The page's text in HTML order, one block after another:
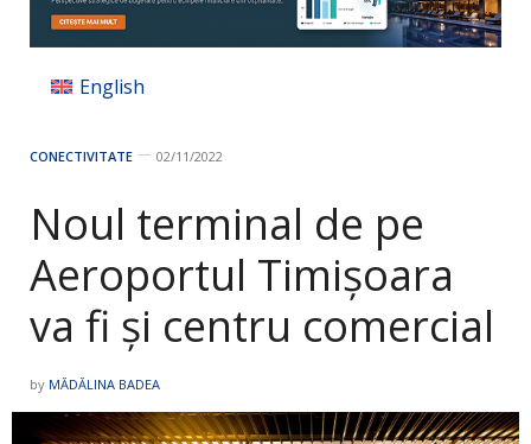
English
CONECTIVITATE 02/11/2022
Noul terminal de pe
Aeroportul Timișoara
va fi și centru comercial
by MĂDĂLINA BADEA